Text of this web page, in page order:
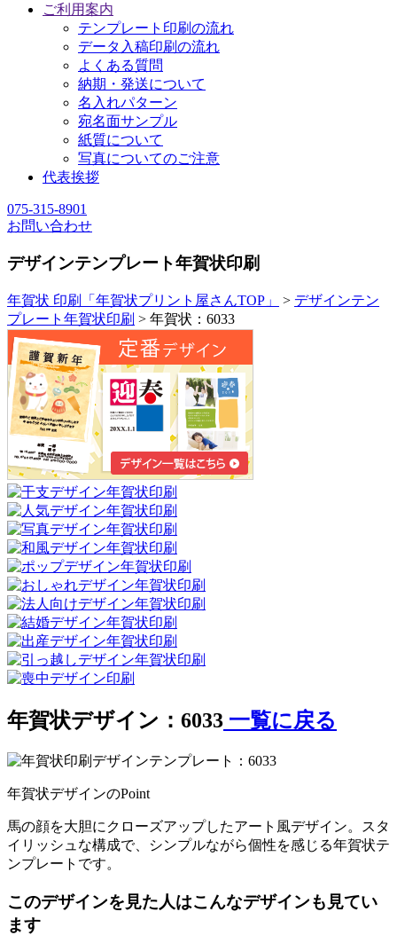
ご利用案内
テンプレート印刷の流れ
データ入稿印刷の流れ
よくある質問
納期・発送について
名入れパターン
宛名面サンプル
紙質について
写真についてのご注意
代表挨拶
075-315-8901
お問い合わせ
デザインテンプレート年賀状印刷
年賀状 印刷「年賀状プリント屋さんTOP」 > デザインテン
プレート年賀状印刷 > 年賀状：6033
年賀状デザイン：6033 一覧に戻る
年賀状デザインのPoint
馬の顔を大胆にクローズアップしたアート風デザイン。スタ
イリッシュな構成で、シンプルながら個性を感じる年賀状テ
ンプレートです。
このデザインを見た人はこんなデザインも見てい
ます